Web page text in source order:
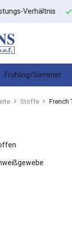
mitschneller
Frühling/Sommer
Stoffe French